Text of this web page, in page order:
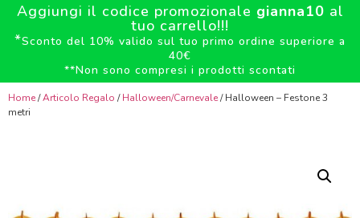
Aggiungi il codice promozionale gianna10 al
tuo carrello!!!
*Sconto del 10% valido sul tuo primo ordine superiore a
40€
**Non sono compresi i prodotti scontati
Home/Articolo Regalo /Halloween/Carnevale/ Halloween – Festone 3
metri